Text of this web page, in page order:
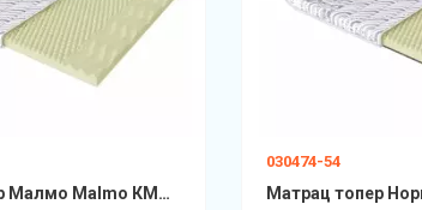
Матрац топер Малмо Malmo КММ Scandi
030474-54